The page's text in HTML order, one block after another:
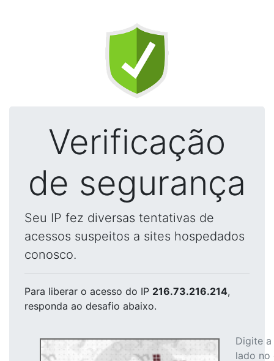
Verificação
de segurança
Seu IP fez diversas tentativas de
acessos suspeitos a sites hospedados
conosco.
Para liberar o acesso do IP 216.73.216.214,
responda ao desafio abaixo.
Digite
lado no